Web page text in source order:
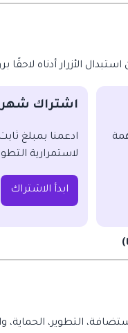
الأزرار أدناه لاحقًا
اشتراك
ادعمنا بمبلغ
لاستمرارية
ابدأ الاشتراك
التطوير، الحماية،